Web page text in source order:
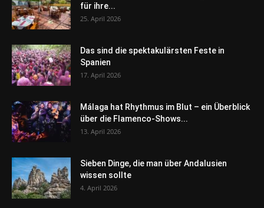
für ihre...
25. April 2026
Das sind die spektakulärsten Feste in
Spanien
17. April 2026
Málaga hat Rhythmus im Blut – ein Überblick
über die Flamenco-Shows...
13. April 2026
Sieben Dinge, die man über Andalusien
wissen sollte
4. April 2026